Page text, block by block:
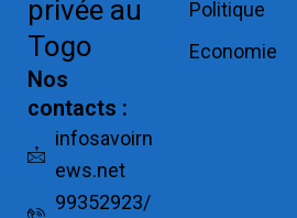
privée au
Togo
Nos
contacts :
infosavoirn
ews.net
99352923/
Politique
Economie